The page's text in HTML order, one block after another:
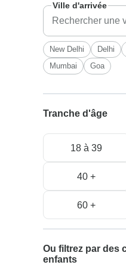
Ville d'arrivée
New Delhi Delhi
Mumbai
Goa
Tranche d'âge
18 à 39
40 +
60 +
Ou filtrez par des
enfants